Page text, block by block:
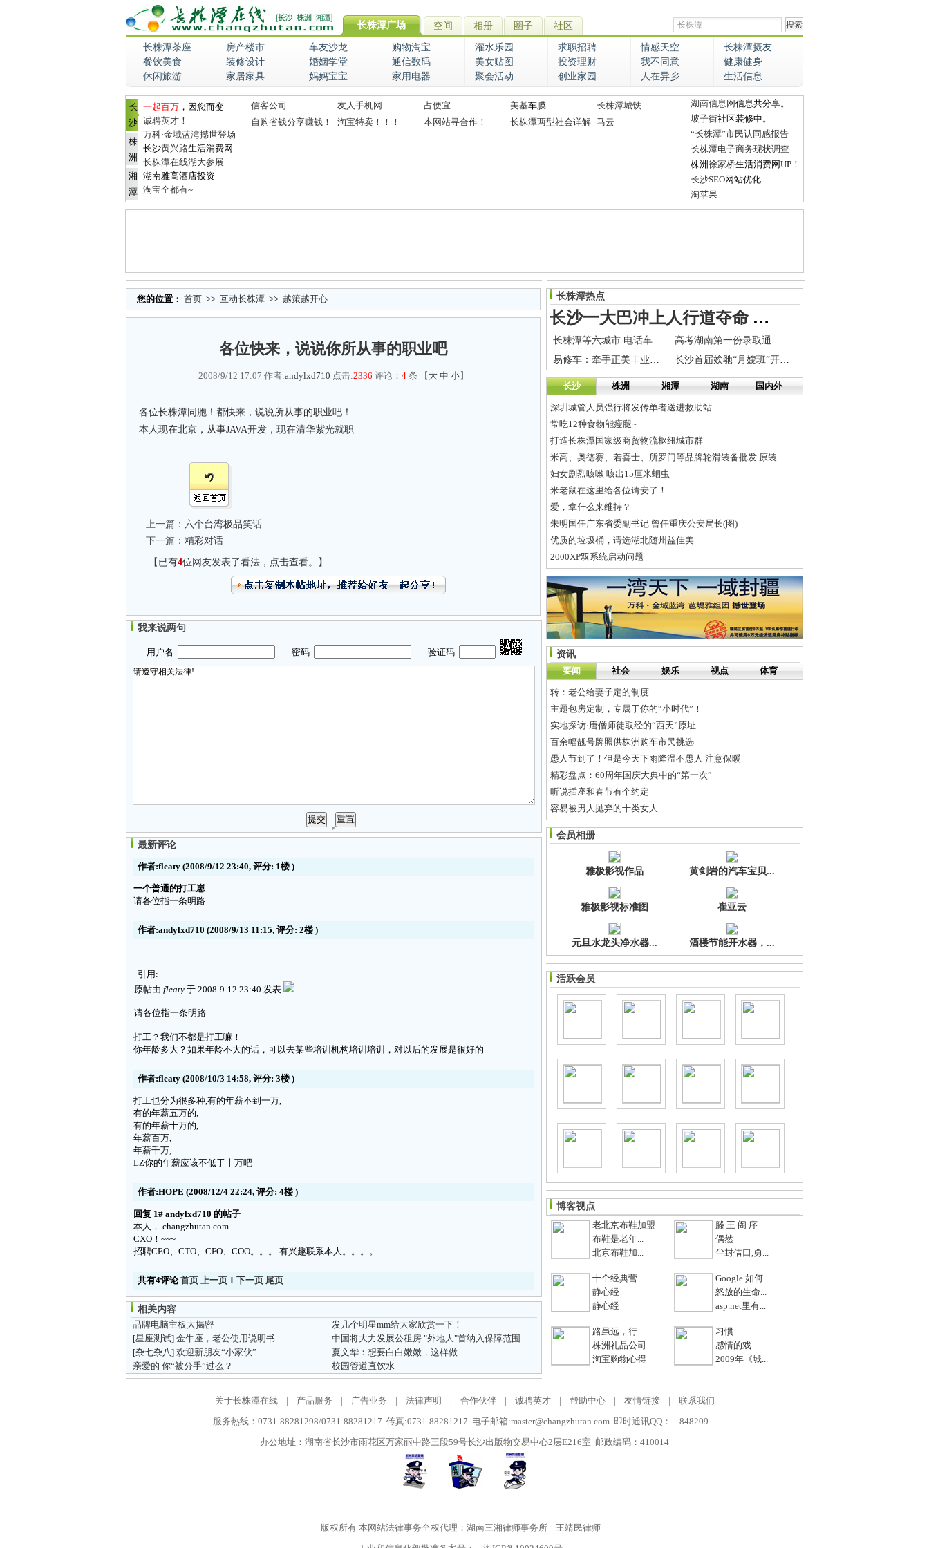
长株潭广场 空间 相册 圈子 社区
长株潭茶座 房产楼市 车友沙龙 购物淘宝 灌水乐园 求职招聘 情感天空
长株潭摄友
餐饮美食
装修设计 婚姻学堂 通信数码 美女贴图 投资理财 我不同意
健康健身
休闲旅游
家居家具 妈妈宝宝 家用电器 聚会活动 创业家园 人在异乡 生活信息
长
沙
株
洲
湘
潭
一起百万 ，因您而变
诚聘英才！
万科·金域蓝湾撼世登场
长沙黄兴路生活消费网
长株潭在线湖大参展
湖南雅高酒店投资
淘宝全都有~
信客公司 友人手机网 占便宜 美基车膜
长株潭城铁
自购省钱分享赚钱！
淘宝特卖！！！ 本网站寻合作！ 长株潭两型社会详解 马云
湖南信息网信息共分享。
坡子街社区装修中。
“长株潭”市民认同感报告
长株潭电子商务现状调查
株洲徐家桥生活消费网UP！
长沙SEO网站优化
淘苹果
您的位置 ： 首页 >> 互动长株潭 >> 越策越开心
各位快来，说说你所从事的职业吧
2008/9/12 17:07 作者:andylxd710 点击:2336 评论： 4条 【 大 中 小】
各位长株潭同胞！都快来，说说所从事的职业吧！
本人现在北京，从事JAVA开发，现在清华紫光就职
上一篇： 六个台湾极品笑话
下一篇： 精彩对话
【已有4位网友发表了看法，点击查看。】
我来说两句
用户名 密码 验证码
最新评论
作者:fleaty (2008/9/12 23:40, 评分: 1楼 )
一个普通的打工崽
请各位指一条明路
作者:andylxd710 (2008/9/13 11:15, 评分: 2楼 )
引用:
原帖由 fleaty 于 2008-9-12 23:40 发表
请各位指一条明路
打工？我们不都是打工嘛！
你年龄多大？如果年龄不大的话，可以去某些培训机构培训培训，对以后的发展是很好的
作者:fleaty (2008/10/3 14:58, 评分: 3楼 )
打工也分为很多种,有的年薪不到一万,
有的年薪五万的,
有的年薪十万的,
年薪百万,
年薪千万,
LZ你的年薪应该不低于十万吧
作者:HOPE (2008/12/4 22:24, 评分: 4楼 )
回复 1# andylxd710 的帖子
本人， changzhutan.com
CXO！~~~
招聘CEO、CTO、CFO、COO。。。 有兴趣联系本人。。。。
共有4评论首页 上一页 1 下一页 尾页
相关内容
品牌电脑主板大揭密
发几个明星mm给大家欣赏一下！
[星座测试] 金牛座，老公使用说明书
中国将大力发展公租房 "外地人"首纳入保障范围
[杂七杂八] 欢迎新朋友“小家伙”
夏文华：想要白白嫩嫩，这样做
亲爱的 你“被分手”过么？
校园管道直饮水
长株潭热点
长沙一大巴冲上人行道夺命 司机失踪一夜后自首
长株潭等六城市 电话车险可以多省15%保费
高考湖南第一份录取通知书送达考生 来自清华
易修车：牵手正美丰业共创汽车后市场大格局
长沙首届娭毑“月嫂班”开班 打热线96333报名
长沙 株洲 湘潭 湖南 国内外
深圳城管人员强行将发传单者送进救助站
常吃12种食物能瘦腿~
打造长株潭国家级商贸物流枢纽城市群
米高、奥德赛、若喜士、所罗门等品牌轮滑装备批发.原装行货.订购...
妇女剧烈咳嗽 咳出15厘米蛔虫
米老鼠在这里给各位请安了！
爱，拿什么来维持？
朱明国任广东省委副书记 曾任重庆公安局长(图)
优质的垃圾桶，请选湖北随州益佳美
2000XP双系统启动问题
资讯
要闻
社会 娱乐 视点 体育
转：老公给妻子定的制度
主题包房定制，专属于你的“小时代”！
实地探访·唐僧师徒取经的“西天”原址
百余幅靓号牌照供株洲购车市民挑选
愚人节到了！但是今天下雨降温不愚人 注意保暖
精彩盘点：60周年国庆大典中的“第一次”
听说插座和春节有个约定
容易被男人抛弃的十类女人
开心一笑 时刻到了
维稳有所成就 三千附近尚有争夺
会员相册
雅极影视作品 黄剑岩的汽车宝贝...
雅极影视标准图 崔亚云
元旦水龙头净水器... 酒楼节能开水器，...
活跃会员
博客视点
老北京布鞋加盟
布鞋是老年...
北京布鞋加...
滕 王 阁 序
偶然
尘封借口,勇...
十个经典营...
静心经
静心经
Google 如何...
怒放的生命...
asp.net里有...
路虽远，行...
株洲礼品公司
淘宝购物心得
习惯
感情的戏
2009年《城...
关于长株潭在线 | 产品服务 | 广告业务 | 法律声明 | 合作伙伴 | 诚聘英才 | 帮助中心 | 友情链接 |
联系我们
服务热线：0731-88281298/0731-88281217 传真:0731-88281217 电子邮箱:master@changzhutan.com 即时通讯QQ：
848209
办公地址：湖南省长沙市雨花区万家丽中路三段59号长沙出版物交易中心2层E216室 邮政编码：410014
版权所有本网站法律事务全权代理：湖南三湘律师事务所
王靖民律师